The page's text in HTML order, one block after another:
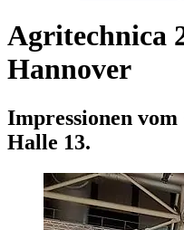
Agritechnica
Hannover
Impressionen
Halle 13.